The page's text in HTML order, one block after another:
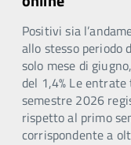
Positivi sia
allo stesso periodo
solo mese di
del 1,4% Le
semestre 2026
rispetto al primo
corrispondente a